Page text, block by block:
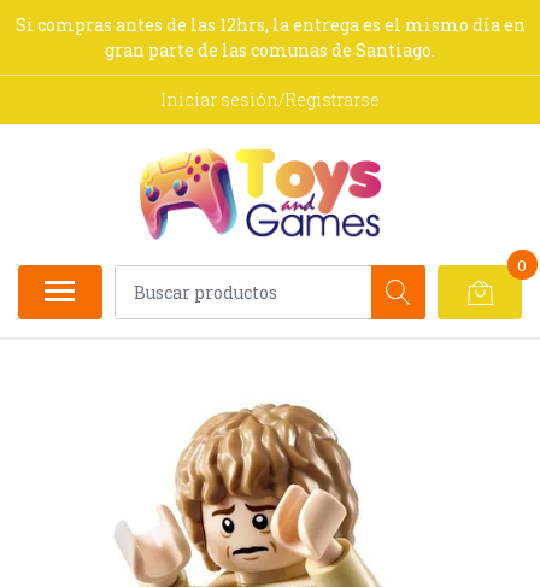
Si compras antes de las 12hrs, la entrega es el mismo día en
gran parte de las comunas de Santiago.
Iniciar sesión/Registrarse
0